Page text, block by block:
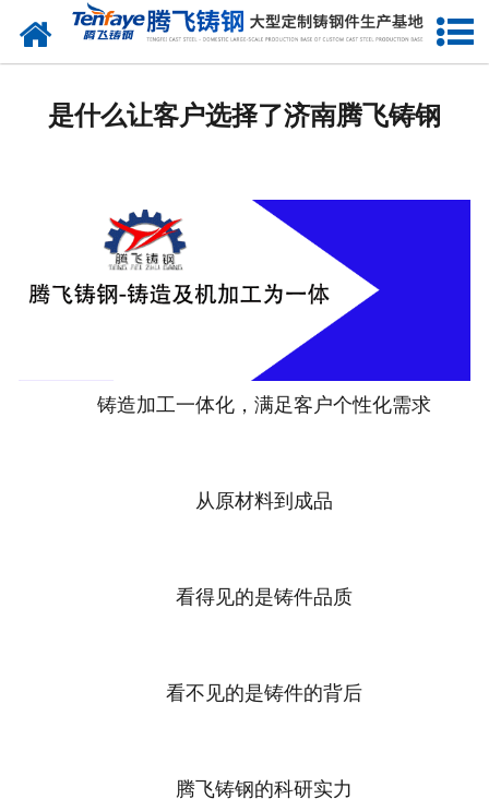
网站首页
客户案例
生产能力
是什么让客户选择了济南腾飞铸钢
铸造加工一体化，满足客户个性化需求
从原材料到成品
看得见的是铸件品质
看不见的是铸件的背后
腾飞铸钢的科研实力